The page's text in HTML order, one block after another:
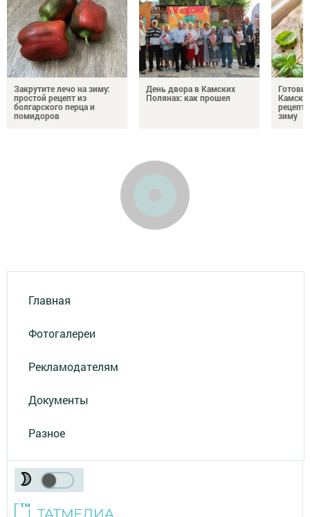
Закрутите лечо на зиму:
простой рецепт из
болгарского перца и
помидоров
День двора в Камских
Полянах: как прошел
зиму
Главная
Фотогалереи
Рекламодателям
Документы
Разное